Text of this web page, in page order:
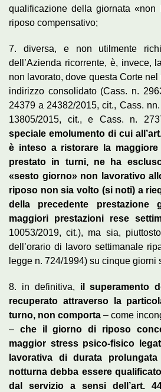
qualificazione della giornata «non
riposo compensativo;
7. diversa, e non utilmente
dell’Azienda ricorrente, è, invece,
non lavorato, dove questa Corte
indirizzo consolidato (Cass. n.
24379 a 24382/2015, cit., Cass.
13805/2015, cit., e Cass. n.
speciale emolumento di cui
è inteso a ristorare la
prestato in turni, ne ha
«sesto giorno» non lavorativo
riposo non sia volto (si noti) a
della precedente prestazione
maggiori prestazioni rese
10053/2019, cit.), ma sia,
dell’orario di lavoro settimanale
legge n. 724/1994) su cinque giorni
8. in definitiva, il superamento
recuperato attraverso la
turno, non comporta – come
– che il giorno di riposo
maggior stress psico-fisico
lavorativa di durata
notturna debba essere
dal servizio a sensi dell’art.